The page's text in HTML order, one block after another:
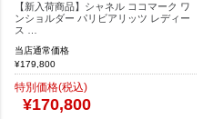
【新入荷商品】シャネル ココマーク ワ
ンショルダー パリビアリッツ レディー
ス …
当店通常価格
¥179,800
特別価格(税込)
¥170,800